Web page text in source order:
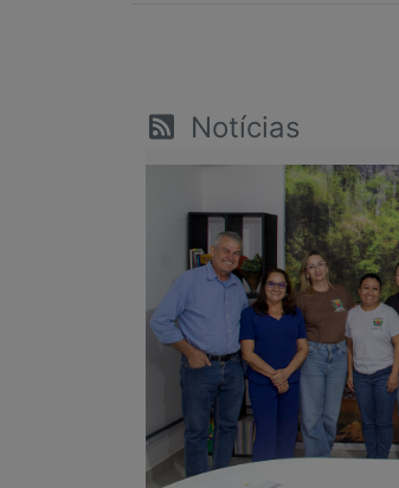
Notícias